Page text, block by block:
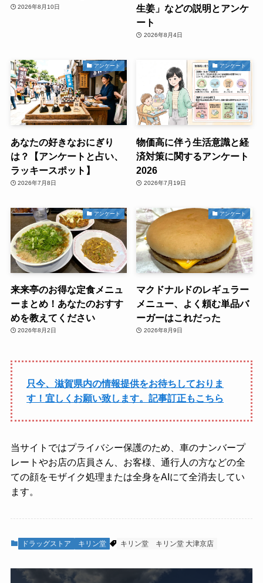
2026年8月10日
生姜」などの説明とアンケ
ート
2026年8月4日
アンケート
あなたの好きなおにぎり
は？【アンケートと占い、
ラッキースポット】
2026年7月8日
アンケート
物価高に伴う生活意識と経
済対策に関するアンケート
2026
2026年7月19日
アンケート
来来亭のお得な定食メニュ
ーまとめ！あなたのおすす
めを教えてください
2026年8月2日
アンケート
マクドナルドのレギュラー
メニュー、よく頼む単品バ
ーガーはこれだった
2026年8月9日
只今、滋賀県内の情報提供をお待ちしておりま
す！宜しくお願い致します。記事訂正もこちら
当サイトではプライバシー保護のため、車のナンバープ
レートやお店の店員さん、お客様、通行人の方などの全
ての顔をモザイク処理または全身をAIにて全消去してい
ます。
ドラッグストア キリン堂 キリン堂 キリン堂 大津京店